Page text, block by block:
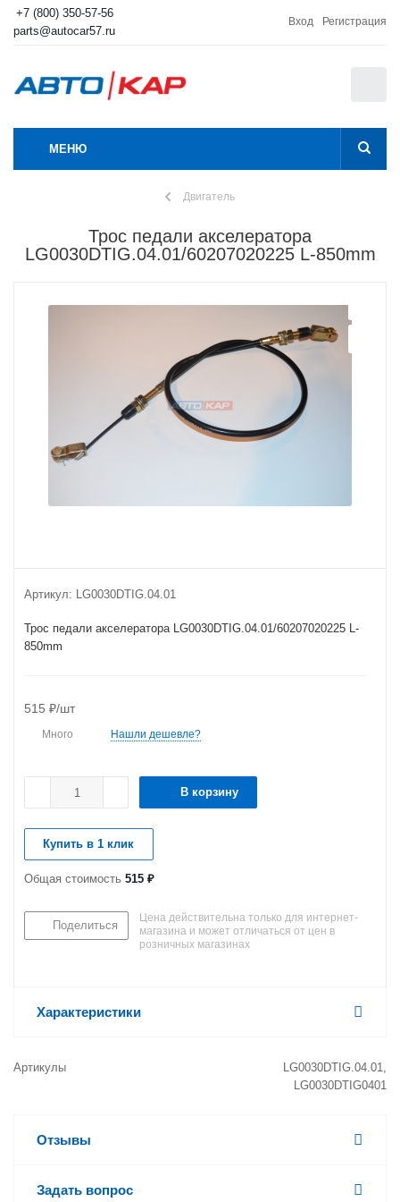
+7 (800) 350-57-56
parts@autocar57.ru
Вход Регистрация
МЕНЮ
Двигатель
Трос педали акселератора
LG0030DTIG.04.01/60207020225 L-850mm
Артикул: LG0030DTIG.04.01
Трос педали акселератора LG0030DTIG.04.01/60207020225 L-
850mm
515 ₽/шт
Много Нашли дешевле?
В корзину
Купить в 1 клик
Общая стоимость 515 ₽
Поделиться
Цена действительна только для интернет-
магазина и может отличаться от цен в
розничных магазинах
Характеристики
Артикулы
LG0030DTIG.04.01,
LG0030DTIG0401
Отзывы
Задать вопрос